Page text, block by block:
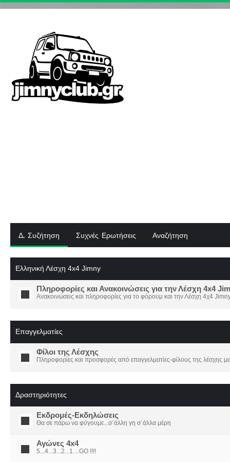
Δ. Συζήτηση Συχνές Ερωτήσεις Αναζήτηση
Ελληνική Λέσχη 4x4 Jimny
Πληροφορίες και Ανακοινώσεις για την Λέσχη 4x4
Ανακοινώσεις και πληροφορίες για το φόρουμ και την Λέσχη 4χ4
Επαγγελματίες
Φίλοι της Λέσχης
Πληροφορίες και προσφορές από επαγγελματίες-φίλους της λέσχης
Δραστηριότητες
Εκδρομές-Εκδηλώσεις
Θα σε πάρω να φύγουμε...σ΄άλλη γη σ΄άλλα μέρη
Αγώνες 4x4
5...4...3...2...1....GO !!!!